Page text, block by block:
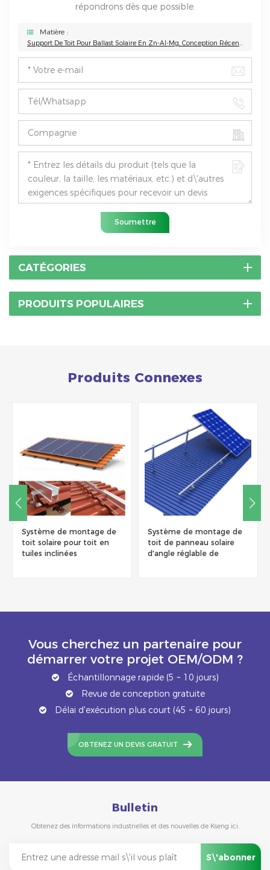
répondrons dès que possible.
Matière :
Support De Toit Pour Ballast Solaire En Zn-Al-Mg, Conception Récente Et Installation Facile.
Soumettre
CATÉGORIES
PRODUITS POPULAIRES
Produits Connexes
Système de montage de
toit solaire pour toit en
tuiles inclinées
Système de montage de
toit de panneau solaire
d'angle réglable de
Vous cherchez un partenaire pour
démarrer votre projet OEM/ODM ?
Échantillonnage rapide (5 ~ 10 jours)
Revue de conception gratuite
Délai d'exécution plus court (45 ~ 60 jours)
OBTENEZ UN DEVIS GRATUIT
Bulletin
Obtenez des informations industrielles et des nouvelles de Kseng ici.